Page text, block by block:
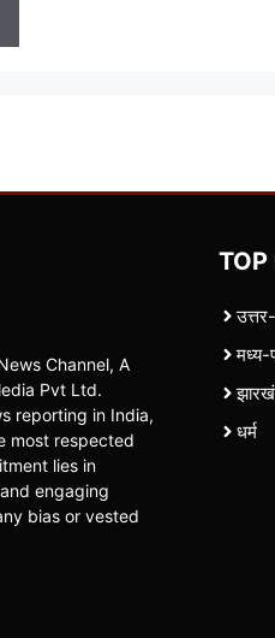
Channel, A
Pvt Ltd.
reporting in India,
most respected
lies in
engaging
bias or vested
TOP
मध्य-
धर्म